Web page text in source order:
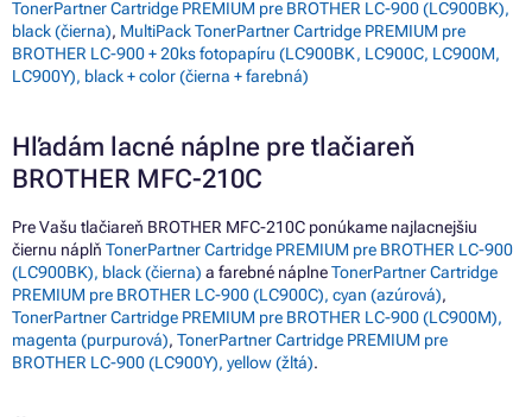
TonerPartner Cartridge PREMIUM pre BROTHER LC-900 (LC900BK),
black (čierna), MultiPack TonerPartner Cartridge PREMIUM pre
BROTHER LC-900 + 20ks fotopapíru (LC900BK, LC900C, LC900M,
LC900Y), black + color (čierna + farebná)
Hľadám lacné náplne pre tlačiareň
BROTHER MFC-210C
Pre Vašu tlačiareň BROTHER MFC-210C ponúkame najlacnejšiu
čiernu náplň TonerPartner Cartridge PREMIUM pre BROTHER LC-900
(LC900BK), black (čierna) a farebné náplneTonerPartner Cartridge
PREMIUM pre BROTHER LC-900 (LC900C), cyan (azúrová),
TonerPartner Cartridge PREMIUM pre BROTHER LC-900 (LC900M),
magenta (purpurová), TonerPartner Cartridge PREMIUM pre
BROTHER LC-900 (LC900Y), yellow (žltá).